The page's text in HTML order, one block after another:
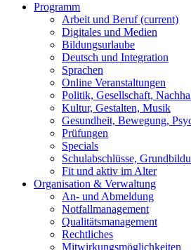
Programm
Arbeit und Beruf(current)
Digitales und Medien
Bildungsurlaube
Deutsch und Integration
Sprachen
Online Veranstaltungen
Politik, Gesellschaft,
Kultur, Gestalten, Musik
Gesundheit, Bewegung,
Prüfungen
Specials
Schulabschlüsse,
Fit und aktiv im Alter
Organisation & Verwaltung
An- und Abmeldung
Notfallmanagement
Qualitätsmanagement
Rechtliches
Mitwirkungsmöglichkeiten